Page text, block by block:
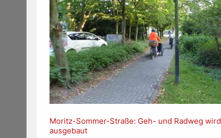
Moritz-Sommer-Straße: Geh- und Radweg wird
ausgebaut